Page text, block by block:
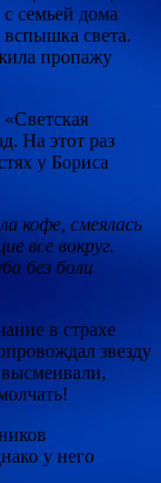
семьей дома
вспышка света.
пропажу
На этот раз
у Бориса
кофе, смеялась
все вокруг.
без боли
в страхе
звезду
у него